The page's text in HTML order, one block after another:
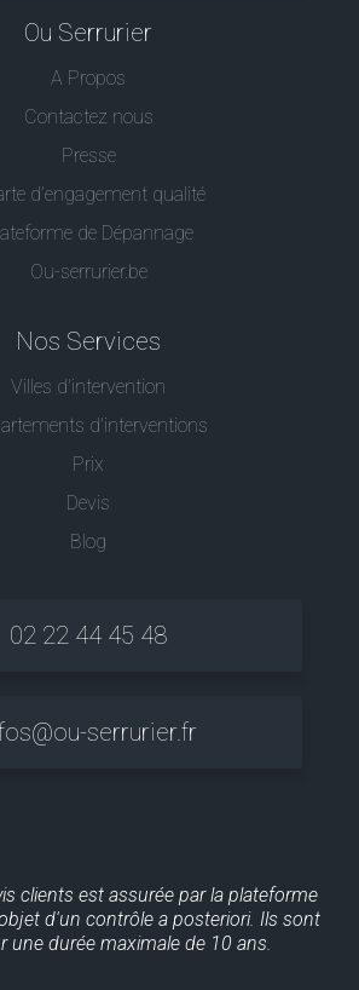
Ou Serrurier
A Propos
Contactez nous
Presse
d’engagement qualité
de Dépannage
Ou-serrurier.be
Nos Services
Villes d'intervention
d'interventions
Prix
Devis
Blog
02 22 44 45 48
serrurier.fr
clients est assurée par la plateforme
d'un contrôle a posteriori. Ils sont
une durée maximale de 10 ans.